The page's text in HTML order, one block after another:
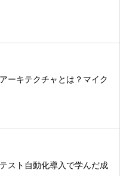
ーキテクチャとは？マイク
スト自動化導入で学んだ成